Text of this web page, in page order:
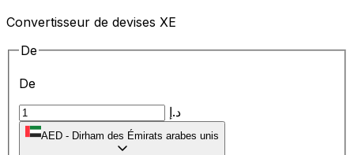
Convertisseur de devises XE
De
De
د.إ
AED - Dirham des Émirats arabes unis